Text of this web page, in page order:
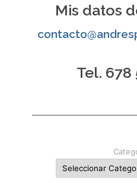
Mis datos
Tel. 678